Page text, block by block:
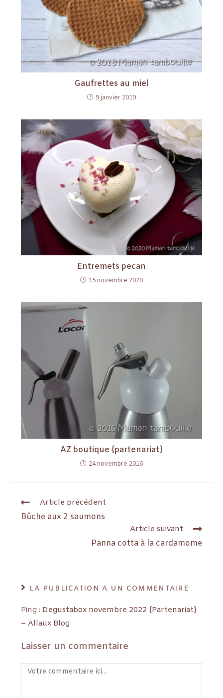
Gaufrettes au miel
9 janvier 2019
Entremets pecan
15 novembre 2020
AZ boutique {partenariat}
24 novembre 2016
Article précédent
Bûche aux 2 saumons
Article suivant
Panna cotta à la cardamome
LA PUBLICATION A UN COMMENTAIRE
Ping : Degustabox novembre 2022 {Partenariat}
– Allaux Blog
Laisser un commentaire